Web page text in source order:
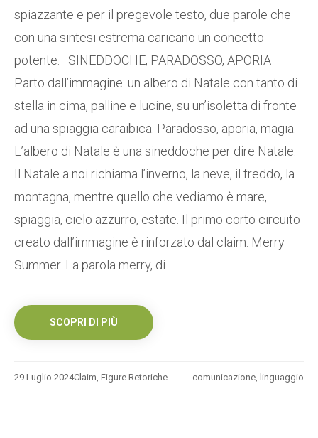
spiazzante e per il pregevole testo, due parole che
con una sintesi estrema caricano un concetto
potente. SINEDDOCHE, PARADOSSO, APORIA
Parto dall’immagine: un albero di Natale con tanto di
stella in cima, palline e lucine, su un’isoletta di fronte
ad una spiaggia caraibica. Paradosso, aporia, magia.
L’albero di Natale è una sineddoche per dire Natale.
Il Natale a noi richiama l’inverno, la neve, il freddo, la
montagna, mentre quello che vediamo è mare,
spiaggia, cielo azzurro, estate. Il primo corto circuito
creato dall’immagine è rinforzato dal claim: Merry
Summer. La parola merry, di...
SCOPRI DI PIÙ
29 Luglio 2024 comunicazione linguaggio
Claim Figure Retoriche